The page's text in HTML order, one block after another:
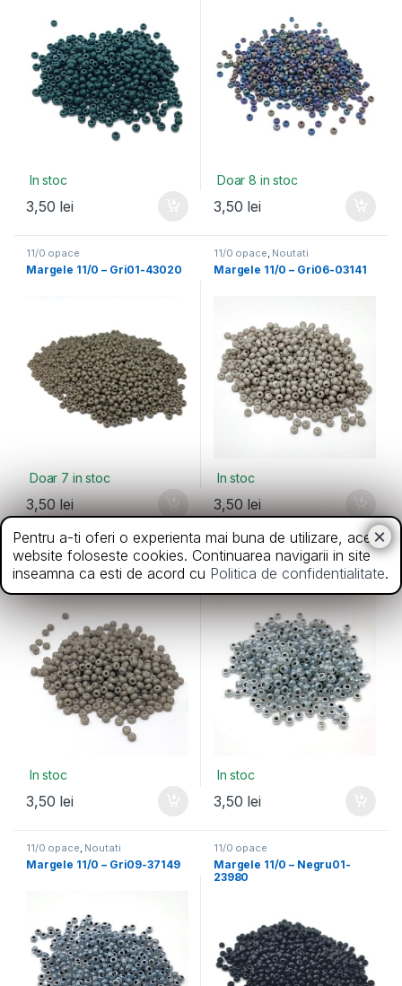
In stoc
3,50 lei
Doar 8 in stoc
3,50 lei
11/0 opace
Margele 11/0 – Gri01-43020
Doar 7 in stoc
3,50lei
11/0 opace, Noutati
Margele 11/0 – Gri06-03141
In stoc
3,50lei
11/0 opace, Noutati
Margele 11/0 – Gri07-03641
In stoc
3,50 lei
11/0 opace, Noutati
Margele 11/0 – Gri08-37342
In stoc
3,50 lei
11/0 opace, Noutati
Margele 11/0 – Gri09-37149
11/0 opace
Margele 11/0 – Negru01-
23980
Pentru a-ti oferi o experienta mai buna de utilizare, acest
website foloseste cookies. Continuarea navigarii in site
inseamna ca esti de acord cu Politica de confidentialitate.